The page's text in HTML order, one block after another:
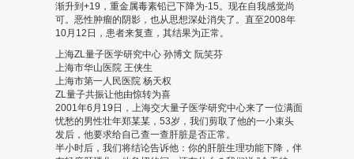
渐升到+19，重金属毒素铅已下降为-15。现在自我感觉尚
可。恶性肿瘤的阴影，也从思想深处消失了。直至2008年
10月12日，患者来复查，其结果为正常。
上海ZL量子医学研究中心 孙博文 阮笑芬
上海市华山医院 王侠生
上海市第一人民医院 杨天权
ZL量子共振让他由惊转为喜
2001年6月19日，上海交大量子医学研究中心来了一位满面
忧愁的男性壮年郑某某，53岁，我们剪取了他的一小束头
发后，他要求给自己查一查肝脏是否正常。
半小时后，我们将结论告诉他：你的肝脏生理功能下降，伴